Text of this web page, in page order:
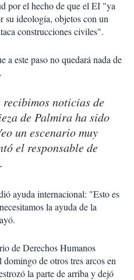
por el hecho de que el EI "ya
su ideología, objetos con un
construcciones civiles".
a este paso no quedará nada de
recibimos noticias de
de Palmira ha sido
un escenario muy
el responsable de
ayuda internacional: "Esto es
la ayuda de la
de Derechos Humanos
de otros tres arcos en
la parte de arriba y dejó